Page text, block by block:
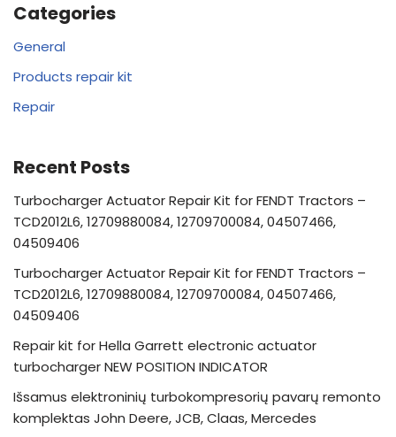
Categories
General
Products repair kit
Repair
Recent Posts
Turbocharger Actuator Repair Kit for FENDT Tractors –
TCD2012L6, 12709880084, 12709700084, 04507466,
04509406
Turbocharger Actuator Repair Kit for FENDT Tractors –
TCD2012L6, 12709880084, 12709700084, 04507466,
04509406
Repair kit for Hella Garrett electronic actuator
turbocharger NEW POSITION INDICATOR
Išsamus elektroninių turbokompresorių pavarų remonto
komplektas John Deere, JCB, Claas, Mercedes